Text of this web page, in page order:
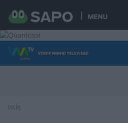
MENU
Skip to content